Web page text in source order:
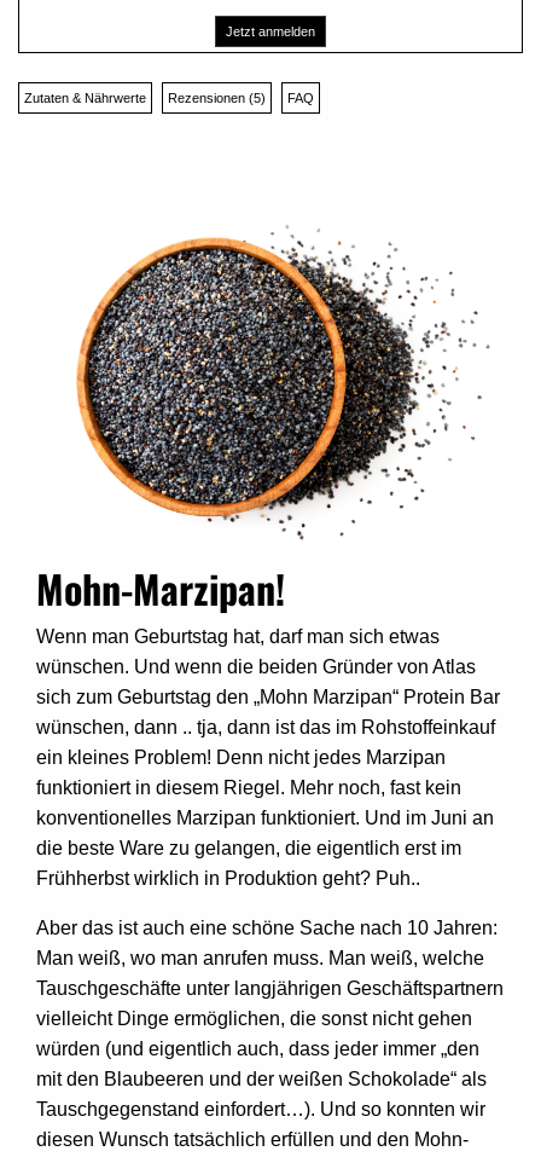
Jetzt anmelden
Zutaten & Nährwerte Rezensionen (5) FAQ
Mohn-Marzipan!
Wenn man Geburtstag hat, darf man sich etwas
wünschen. Und wenn die beiden Gründer von Atlas
sich zum Geburtstag den „Mohn Marzipan“ Protein Bar
wünschen, dann .. tja, dann ist das im Rohstoffeinkauf
ein kleines Problem! Denn nicht jedes Marzipan
funktioniert in diesem Riegel. Mehr noch, fast kein
konventionelles Marzipan funktioniert. Und im Juni an
die beste Ware zu gelangen, die eigentlich erst im
Frühherbst wirklich in Produktion geht? Puh..
Aber das ist auch eine schöne Sache nach 10 Jahren:
Man weiß, wo man anrufen muss. Man weiß, welche
Tauschgeschäfte unter langjährigen Geschäftspartnern
vielleicht Dinge ermöglichen, die sonst nicht gehen
würden (und eigentlich auch, dass jeder immer „den
mit den Blaubeeren und der weißen Schokolade“ als
Tauschgegenstand einfordert…). Und so konnten wir
diesen Wunsch tatsächlich erfüllen und den Mohn-